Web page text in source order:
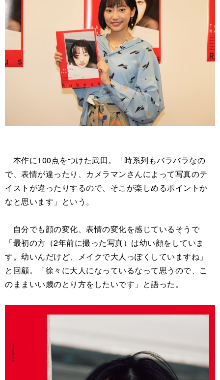
本作に100点をつけた武田。「時系列もバラバラなの
で、表情が違ったり、カメラマンさんによって写真のテ
イストが違ったりするので、そこが楽しめるポイントか
なと思います」という。
自分でも顔の変化、表情の変化を感じているそうで
「最初の方（2年前に撮った写真）は幼い顔をしていま
す。幼いんだけど、メイクで大人っぽくしていますね」
と回顧。「徐々に大人になっているなって思うので、こ
のままいい歳のとり方をしたいです」と語った。